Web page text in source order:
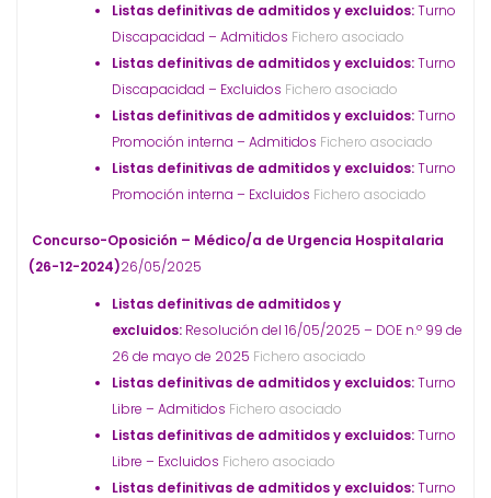
Listas definitivas de admitidos y excluidos:Turno
Discapacidad – Admitidos Fichero asociado
Listas definitivas de admitidos y excluidos:Turno
Discapacidad – Excluidos Fichero asociado
Listas definitivas de admitidos y excluidos:Turno
Promoción interna – Admitidos Fichero asociado
Listas definitivas de admitidos y excluidos:Turno
Promoción interna – Excluidos Fichero asociado
Concurso-Oposición – Médico/a de Urgencia Hospitalaria
(26-12-2024)26/05/2025
Listas definitivas de admitidos y
excluidos: Resolución del 16/05/2025 – DOE n.º 99 de
26 de mayo de 2025 Fichero asociado
Listas definitivas de admitidos y excluidos:Turno
Libre – Admitidos Fichero asociado
Listas definitivas de admitidos y excluidos:Turno
Libre – Excluidos Fichero asociado
Listas definitivas de admitidos y excluidos:Turno